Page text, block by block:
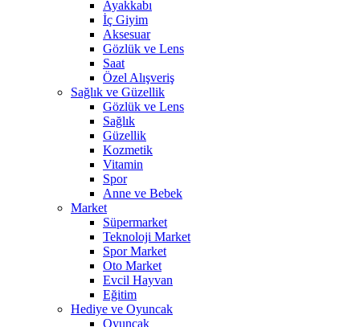
Ayakkabı
İç Giyim
Aksesuar
Gözlük ve Lens
Saat
Özel Alışveriş
Sağlık ve Güzellik
Gözlük ve Lens
Sağlık
Güzellik
Kozmetik
Vitamin
Spor
Anne ve Bebek
Market
Süpermarket
Teknoloji Market
Spor Market
Oto Market
Evcil Hayvan
Eğitim
Hediye ve Oyuncak
Oyuncak